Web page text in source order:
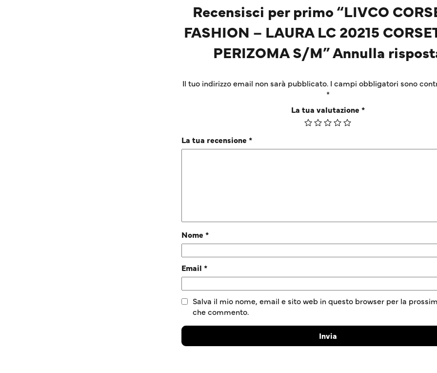
Recensisci per primo “LIVCO
FASHION – LAURA LC 20215
PERIZOMA S/M” Annulla
Il tuo indirizzo email non sarà pubblicato. I campi obbligatori sono
*
La tua valutazione *
La tua recensione *
Nome *
Email *
Salva il mio nome, email e sito web in questo browser per la
che commento.